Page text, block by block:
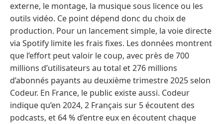
externe, le montage, la musique sous licence ou les
outils vidéo. Ce point dépend donc du choix de
production. Pour un lancement simple, la voie directe
via Spotify limite les frais fixes. Les données montrent
que l’effort peut valoir le coup, avec près de 700
millions d’utilisateurs au total et 276 millions
d’abonnés payants au deuxième trimestre 2025 selon
Codeur. En France, le public existe aussi. Codeur
indique qu’en 2024, 2 Français sur 5 écoutent des
podcasts, et 64 % d’entre eux en écoutent chaque